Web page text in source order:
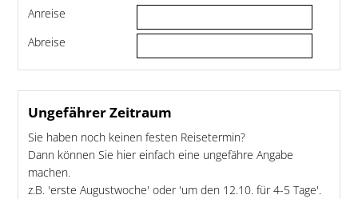
Anreise
Abreise
Ungefährer Zeitraum
Sie haben noch keinen festen Reisetermin?
Dann können Sie hier einfach eine ungefähre Angabe
machen.
z.B. 'erste Augustwoche' oder 'um den 12.10. für 4-5 Tage'.